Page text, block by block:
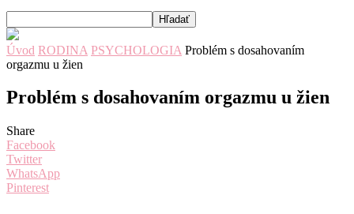
Úvod RODINA PSYCHOLOGIA Problém s dosahovaním
orgazmu u žien
Problém s dosahovaním orgazmu u žien
Share
Facebook
Twitter
WhatsApp
Pinterest